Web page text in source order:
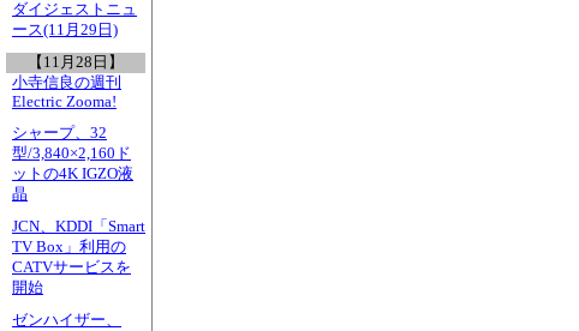
ダイジェストニュ
ース(11月29日)
【11月28日】
小寺信良の週刊
Electric Zooma!
シャープ、32
型/3,840×2,160ド
ットの4K IGZO液
晶
JCN、KDDI「Smart
TV Box」利用の
CATVサービスを
開始
ゼンハイザー、